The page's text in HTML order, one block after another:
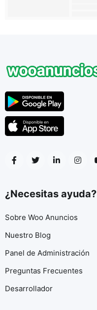
¿Necesitas ayuda?
Sobre Woo Anuncios
Nuestro Blog
Panel de Administración
Preguntas Frecuentes
Desarrollador